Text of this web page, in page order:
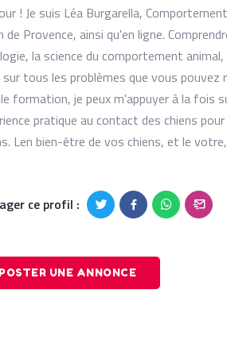
! Je suis Léa Burgarella,
de Provence, ainsi qu'en ligne.
la science du comportement
sur tous les problèmes que vous
formation, je peux m'appuyer à la fois
pratique au contact des chiens
Len bien-être de vos chiens, et le
ce profil :
POSTER UNE ANNONCE